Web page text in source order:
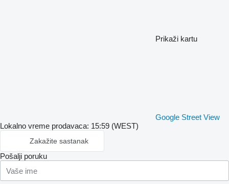
Prikaži kartu
Google Street View
Lokalno vreme prodavaca: 15:59 (WEST)
Zakažite sastanak
Pošalji poruku